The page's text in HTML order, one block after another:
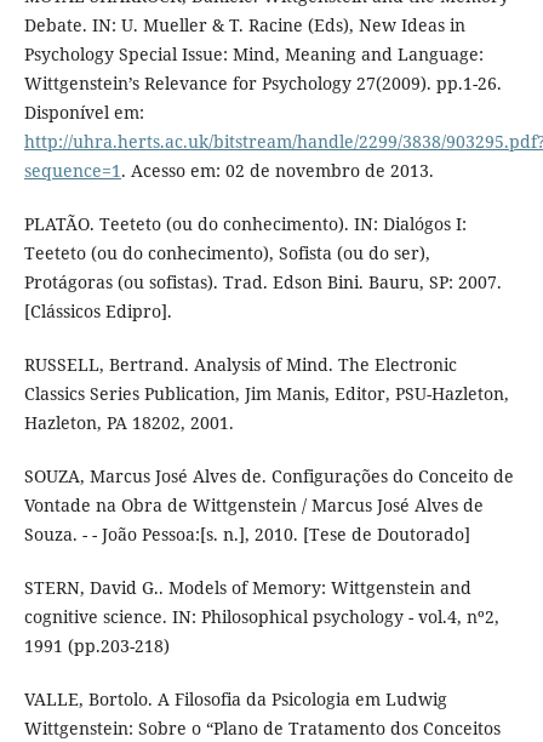
Debate. IN: U. Mueller & T. Racine (Eds), New Ideas in
Psychology Special Issue: Mind, Meaning and Language:
Wittgenstein’s Relevance for Psychology 27(2009). pp.1-26.
Disponível em:
http://uhra.herts.ac.uk/bitstream/handle/2299/3838/
sequence=1. Acesso em: 02 de novembro de 2013.
PLATÃO. Teeteto (ou do conhecimento). IN: Dialógos I:
Teeteto (ou do conhecimento), Sofista (ou do ser),
Protágoras (ou sofistas). Trad. Edson Bini. Bauru, SP: 2007.
[Clássicos Edipro].
RUSSELL, Bertrand. Analysis of Mind. The Electronic
Classics Series Publication, Jim Manis, Editor, PSU-Hazleton,
Hazleton, PA 18202, 2001.
SOUZA, Marcus José Alves de. Configurações do Conceito de
Vontade na Obra de Wittgenstein / Marcus José Alves de
Souza. - - João Pessoa:[s. n.], 2010. [Tese de Doutorado]
STERN, David G.. Models of Memory: Wittgenstein and
cognitive science. IN: Philosophical psychology - vol.4, nº2,
1991 (pp.203-218)
VALLE, Bortolo. A Filosofia da Psicologia em Ludwig
Wittgenstein: Sobre o “Plano de Tratamento dos Conceitos